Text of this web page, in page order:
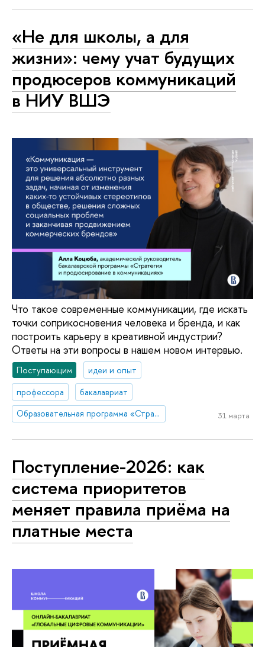
«Не для школы, а для
жизни»: чему учат будущих
продюсеров коммуникаций
в НИУ ВШЭ
Что такое современные коммуникации, где искать
точки соприкосновения человека и бренда, и как
построить карьеру в креативной индустрии?
Ответы на эти вопросы в нашем новом интервью.
Поступающим
идеи и опыт
профессора
бакалавриат
Образовательная программа «Стратегия и продюсирование в коммуникациях»
31 марта
Поступление-2026: как
система приоритетов
меняет правила приёма на
платные места